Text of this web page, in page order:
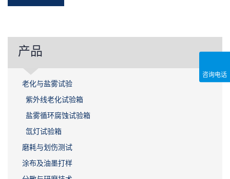
产品
老化与盐雾试验
紫外线老化试验箱
盐雾循环腐蚀试验箱
氙灯试验箱
磨耗与划伤测试
涂布及油墨打样
咨询电话